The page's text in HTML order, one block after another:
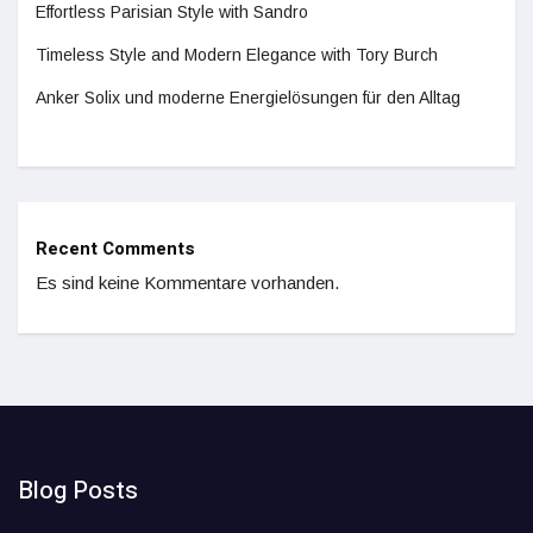
Effortless Parisian Style with Sandro
Timeless Style and Modern Elegance with Tory Burch
Anker Solix und moderne Energielösungen für den Alltag
Recent Comments
Es sind keine Kommentare vorhanden.
Blog Posts